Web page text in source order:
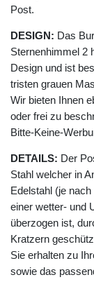
Post.
DESIGN: Das
Sternenhimmel 2
Design und ist
tristen grauen
Wir bieten Ihnen
oder frei zu
Bitte-Keine-
DETAILS: Der
Stahl welcher in
Edelstahl (je
einer wetter- und
überzogen ist,
Kratzern
Sie erhalten zu
sowie das